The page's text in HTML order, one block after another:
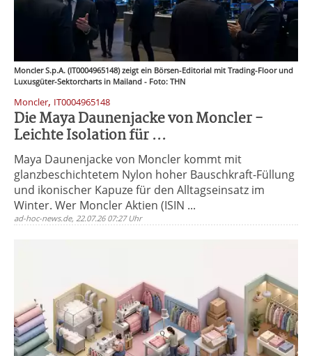
Moncler S.p.A. (IT0004965148) zeigt ein Börsen-Editorial mit Trading-Floor und
Luxusgüter-Sektorcharts in Mailand - Foto: THN
Moncler, IT0004965148
Die Maya Daunenjacke von Moncler -
Leichte Isolation für ...
Maya Daunenjacke von Moncler kommt mit
glanzbeschichtetem Nylon hoher Bauschkraft-Füllung
und ikonischer Kapuze für den Alltagseinsatz im
Winter. Wer Moncler Aktien (ISIN ...
ad-hoc-news.de, 22.07.26 07:27 Uhr